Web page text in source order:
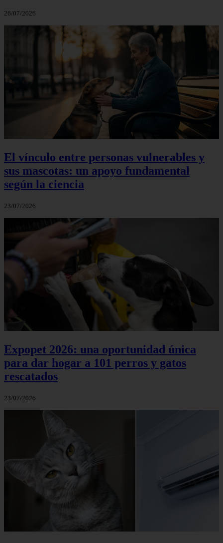
26/07/2026
El vínculo entre personas vulnerables y
sus mascotas: un apoyo fundamental
según la ciencia
23/07/2026
Expopet 2026: una oportunidad única
para dar hogar a 101 perros y gatos
rescatados
23/07/2026